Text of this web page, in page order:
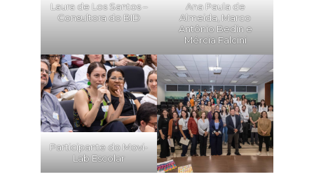
Laura de Los Santos –
Consultora do BID
Ana Paula de
Almeida, Marco
Antônio Bedin e
Mércia Falcini
Participante do Movi-
Lab Escolar